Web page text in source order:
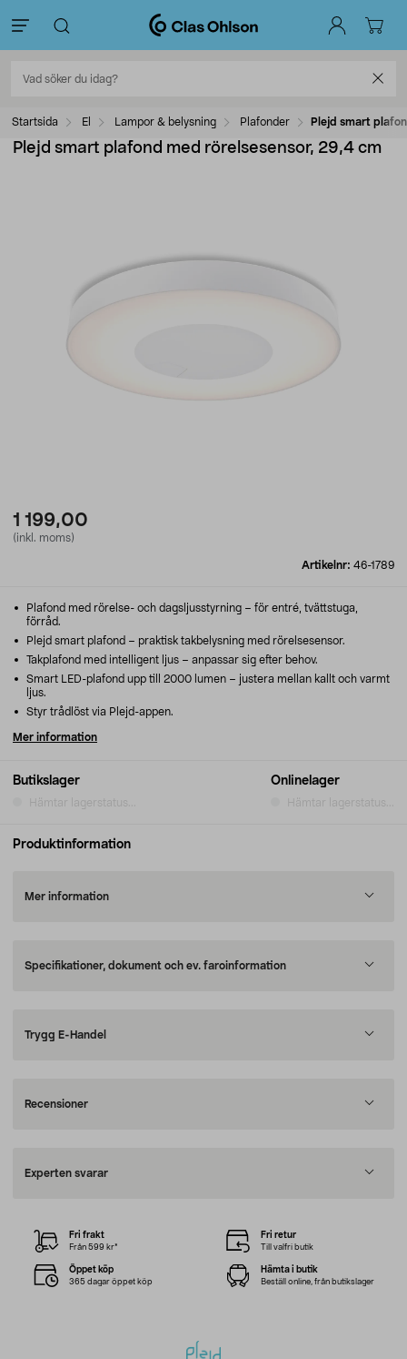
Startsida El Lampor & belysning Plafonder Plejd smart
Plejd smart plafond med rörelsesensor, 29,4 cm
1 199,00
(inkl. moms)
Artikelnr: 46-1789
Butikslager
Hämtar lagerstatus...
Onlinelager
Hämtar lagerstatus...
Plafond med rörelse- och dagsljusstyrning – för entré, tvättstuga,
förråd.
Plejd smart plafond – praktisk takbelysning med rörelsesensor.
Takplafond med intelligent ljus – anpassar sig efter behov.
Smart LED-plafond upp till 2000 lumen – justera mellan kallt och varmt
ljus.
Styr trådlöst via Plejd-appen.
Mer information
Produktinformation
Mer information
Specifikationer, dokument och ev. faroinformation
Trygg E-Handel
Recensioner
Experten svarar
Fri frakt
Från 599 kr*
Fri retur
Till valfri butik
Öppet köp
365 dagar öppet köp
Hämta i butik
Beställ online, från butikslager